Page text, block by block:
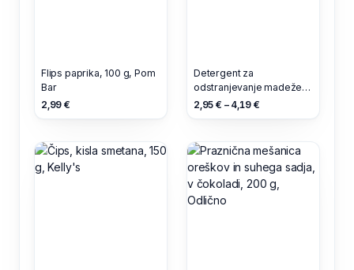
Flips paprika, 100 g, Pom
Bar
2,99 €
Detergent za
odstranjevanje madežev,
0.3 l, Frosch Baby
2,95 € – 4,19 €